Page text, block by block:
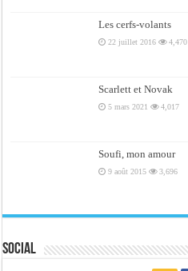
Les cerfs-volants
22 juillet 2016 4,470
Scarlett et Novak
5 mars 2021 4,017
Soufi, mon amour
9 août 2015 3,696
Social